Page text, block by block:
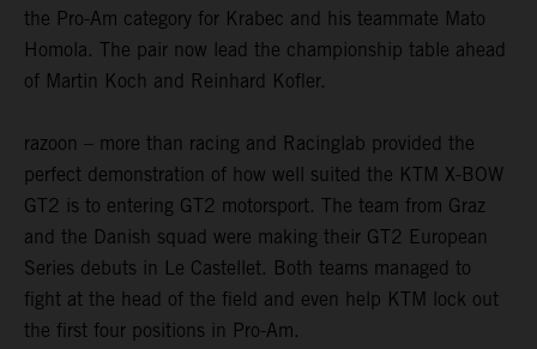
the Pro-Am category for Krabec and his teammate Mato
Homola. The pair now lead the championship table ahead
of Martin Koch and Reinhard Kofler.
razoon – more than racing and Racinglab provided the
perfect demonstration of how well suited the KTM X-BOW
GT2 is to entering GT2 motorsport. The team from Graz
and the Danish squad were making their GT2 European
Series debuts in Le Castellet. Both teams managed to
fight at the head of the field and even help KTM lock out
the first four positions in Pro-Am.